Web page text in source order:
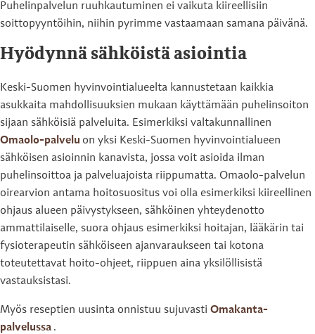
Puhelinpalvelun ruuhkautuminen ei vaikuta kiireellisiin
soittopyyntöihin, niihin pyrimme vastaamaan samana päivänä.
Hyödynnä sähköistä asiointia
Keski-Suomen hyvinvointialueelta kannustetaan kaikkia
asukkaita mahdollisuuksien mukaan käyttämään puhelinsoiton
sijaan sähköisiä palveluita. Esimerkiksi valtakunnallinen
Omaolo-palvelu on yksi Keski-Suomen hyvinvointialueen
sähköisen asioinnin kanavista, jossa voit asioida ilman
puhelinsoittoa ja palveluajoista riippumatta. Omaolo-palvelun
oirearvion antama hoitosuositus voi olla esimerkiksi kiireellinen
ohjaus alueen päivystykseen, sähköinen yhteydenotto
ammattilaiselle, suora ohjaus esimerkiksi hoitajan, lääkärin tai
fysioterapeutin sähköiseen ajanvaraukseen tai kotona
toteutettavat hoito-ohjeet, riippuen aina yksilöllisistä
vastauksistasi.
Myös reseptien uusinta onnistuu sujuvasti Omakanta-
palvelussa .